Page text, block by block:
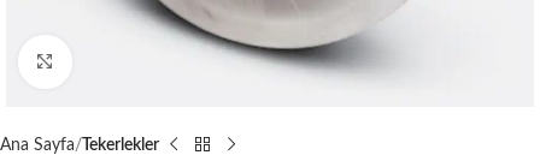
Ana Sayfa Tekerlekler